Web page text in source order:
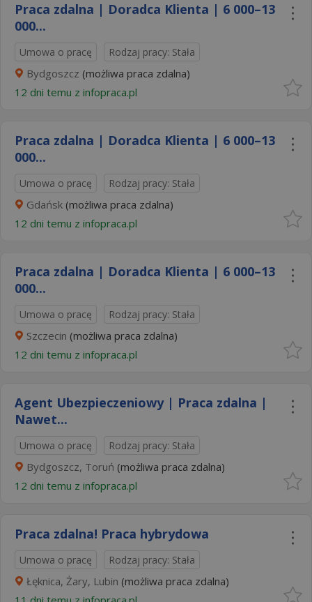
Praca zdalna | Doradca Klienta | 6 000–13
000...
Umowa o pracę Rodzaj pracy: Stała
Bydgoszcz (możliwa praca zdalna)
12 dni temu z infopraca.pl
Praca zdalna | Doradca Klienta | 6 000–13
000...
Umowa o pracę Rodzaj pracy: Stała
Gdańsk (możliwa praca zdalna)
12 dni temu z infopraca.pl
Praca zdalna | Doradca Klienta | 6 000–13
000...
Umowa o pracę Rodzaj pracy: Stała
Szczecin (możliwa praca zdalna)
12 dni temu z infopraca.pl
Agent Ubezpieczeniowy | Praca zdalna |
Nawet...
Umowa o pracę Rodzaj pracy: Stała
Bydgoszcz, Toruń (możliwa praca zdalna)
12 dni temu z infopraca.pl
Praca zdalna! Praca hybrydowa
Umowa o pracę Rodzaj pracy: Stała
Łęknica, Żary, Lubin (możliwa praca zdalna)